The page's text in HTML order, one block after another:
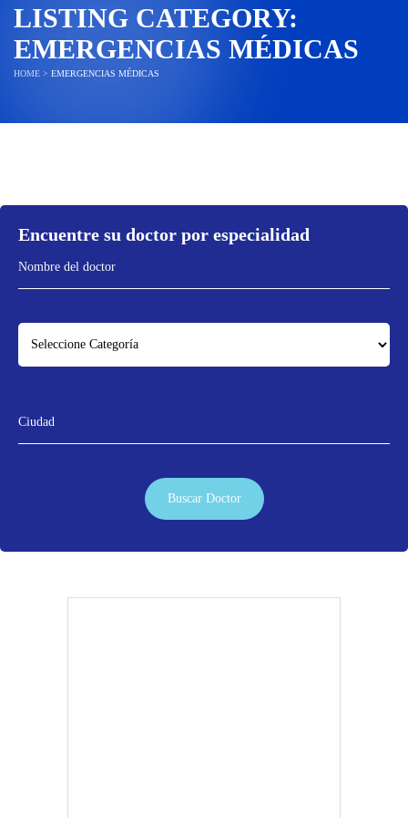
LISTING CATEGORY:
EMERGENCIAS MÉDICAS
HOME > EMERGENCIAS MÉDICAS
Encuentre su doctor por especialidad